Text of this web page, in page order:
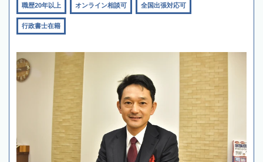
職歴20年以上 オンライン相談可 全国出張対応可
行政書士在籍